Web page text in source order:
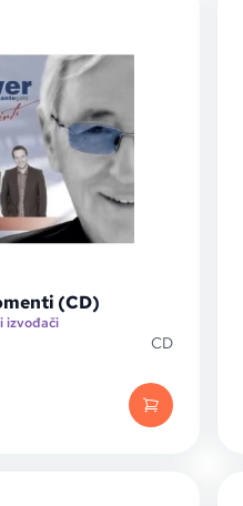
(CD)
izvođači
CD